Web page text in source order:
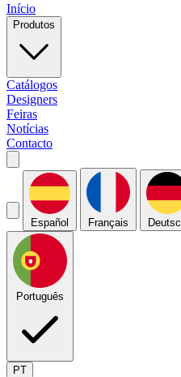
Início
Produtos
Catálogos
Designers
Feiras
Notícias
Contacto
Español Français
Português
PT